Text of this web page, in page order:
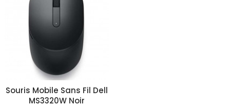
Souris Mobile Sans Fil Dell
MS3320W Noir